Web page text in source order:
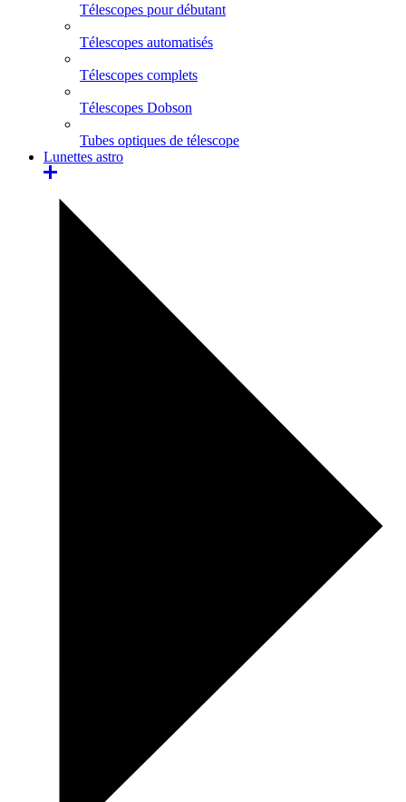
Télescopes pour débutant
Télescopes automatisés
Télescopes complets
Télescopes Dobson
Tubes optiques de télescope
Lunettes astro